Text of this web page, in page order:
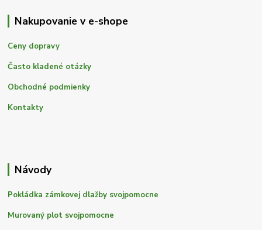
Nakupovanie v e-shope
Ceny dopravy
Často kladené otázky
Obchodné podmienky
Kontakty
Návody
Pokládka zámkovej dlažby svojpomocne
Murovaný plot svojpomocne